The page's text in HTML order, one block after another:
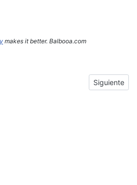
makes it better. Balbooa.com
Crónica del tercer y cuarto día de
Next article:
Siguiente